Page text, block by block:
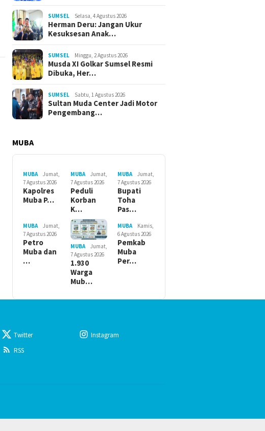
SUMSEL Selasa, 4 Agustus 2026
Herman Deru: Jangan Ukur
Kesuksesan Anak…
SUMSEL Minggu, 2 Agustus 2026
Musda XI Golkar Sumsel Resmi
Dibuka, Her…
SUMSEL Sabtu, 1 Agustus 2026
Sultan Muda Center Jadi Motor
Pengembang…
MUBA
MUBA
Jumat,
7 Agustus 2026
Kapolres
Muba P…
MUBA
Jumat,
7 Agustus 2026
Peduli
Korban
K…
MUBA
Jumat,
7 Agustus 2026
Bupati
Toha
Pas…
MUBA
Jumat,
7 Agustus 2026
Petro
Muba dan
…
MUBA
Jumat,
7 Agustus 2026
1.930
Warga
Mub…
MUBA
Kamis,
6 Agustus 2026
Pemkab
Muba
Per…
Twitter
Instagram
RSS